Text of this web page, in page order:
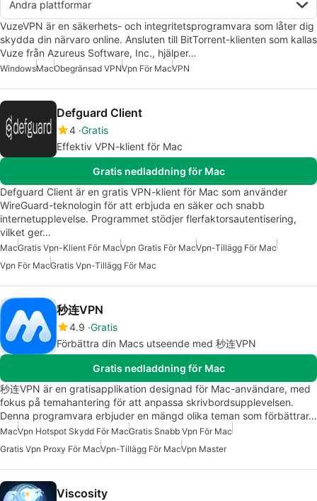
Andra plattformar
VuzeVPN är en säkerhets- och integritetsprogramvara som låter dig
skydda din närvaro online. Ansluten till BitTorrent-klienten som kallas
Vuze från Azureus Software, Inc., hjälper…
WindowsMacObegränsad VPNVpn För MacVPN
Defguard Client
4 Gratis
Effektiv VPN-klient för Mac
Gratis nedladdning för Mac
Defguard Client är en gratis VPN-klient för Mac som använder
WireGuard-teknologin för att erbjuda en säker och snabb
internetupplevelse. Programmet stödjer flerfaktorsautentisering,
vilket ger…
MacGratis Vpn-Klient För MacVpn Gratis För MacVpn-Tillägg För Mac
Vpn För MacGratis Vpn-Tillägg För Mac
秒连VPN
4.9 Gratis
Förbättra din Macs utseende med 秒连VPN
Gratis nedladdning för Mac
秒连VPN är en gratisapplikation designad för Mac-användare, med
fokus på temahantering för att anpassa skrivbordsupplevelsen.
Denna programvara erbjuder en mängd olika teman som förbättrar…
MacVpn Hotspot Skydd För MacGratis Snabb Vpn För Mac
Gratis Vpn Proxy För MacVpn-Tillägg För MacVpn Master
Viscosity